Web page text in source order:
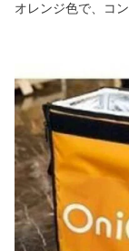
オレンジ色で、コ